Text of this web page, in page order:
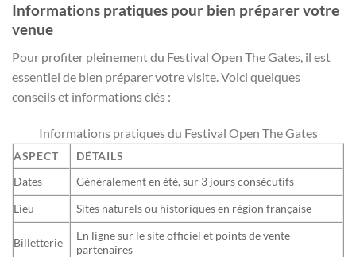
Informations pratiques pour bien préparer votre
venue
Pour profiter pleinement du Festival Open The Gates, il est
essentiel de bien préparer votre visite. Voici quelques
conseils et informations clés :
Informations pratiques du Festival Open The Gates
ASPECT
DÉTAILS
Dates
Généralement en été, sur 3 jours consécutifs
Lieu
Sites naturels ou historiques en région française
Billetterie
En ligne sur le site officiel et points de vente
partenaires